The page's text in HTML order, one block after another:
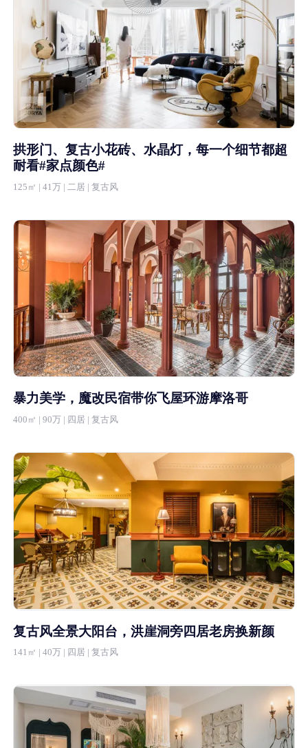
拱形门、复古小花砖、水晶灯，每一个细节都超
耐看#家点颜色#
125㎡ | 41万 | 二居 | 复古风
暴力美学，魔改民宿带你飞屋环游摩洛哥
400㎡ | 90万 | 四居 | 复古风
复古风全景大阳台，洪崖洞旁四居老房换新颜
141㎡ | 40万 | 四居 | 复古风